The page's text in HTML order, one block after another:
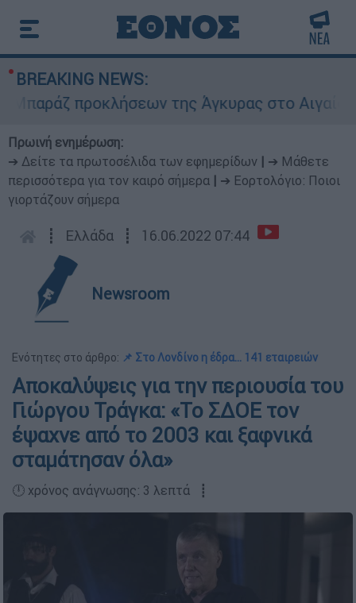
BREAKING NEWS:
προκλήσεων της Άγκυρας στο Αιγαίο:
Πρωινή ενημέρωση:
➔ Δείτε τα πρωτοσέλιδα των εφημερίδων
➔ Μάθετε
περισσότερα για τον καιρό σήμερα
➔ Εορτολόγιο: Ποιοι
γιορτάζουν σήμερα
┋ Ελλάδα ┋ 16.06.2022 07:44
Newsroom
Ενότητες στο άρθρο: 📌 Στο Λονδίνο η έδρα… 141 εταιρειών
Αποκαλύψεις για την περιουσία του
Γιώργου Τράγκα: «Το ΣΔΟΕ τον
έψαχνε από το 2003 και ξαφνικά
σταμάτησαν όλα»
🕛 χρόνος ανάγνωσης: 3 λεπτά ┋